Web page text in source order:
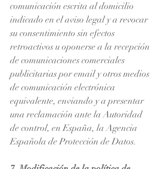
comunicación escrita al domicilio
indicado en el aviso legal y a revocar
su consentimiento sin efectos
retroactivos u oponerse a la recepción
de comunicaciones comerciales
publicitarias por email y otros medios
de comunicación electrónica
equivalente, enviando y a presentar
una reclamación ante la Autoridad
de control, en España, la Agencia
Española de Protección de Datos.